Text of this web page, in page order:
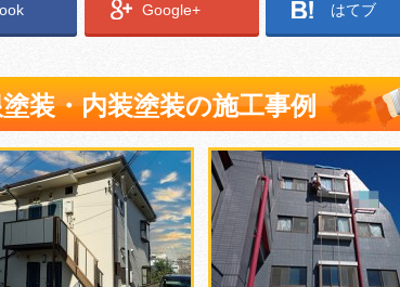
Google+ はてブ
装・内装塗装の施工事例